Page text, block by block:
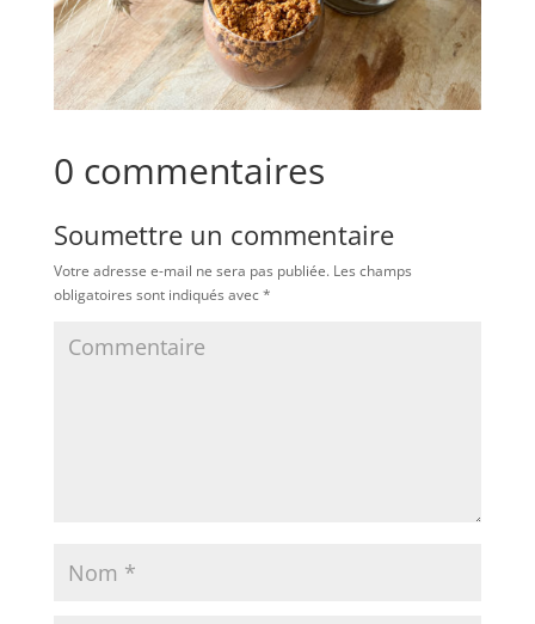
0 commentaires
Soumettre un commentaire
Votre adresse e-mail ne sera pas publiée.Les champs
obligatoires sont indiqués avec*